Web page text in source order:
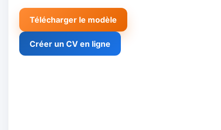
Télécharger le modèle
Créer un CV en ligne